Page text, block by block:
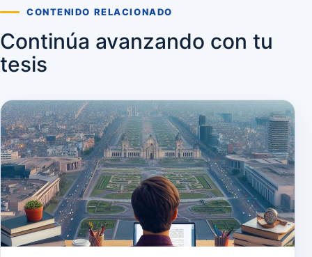
CONTENIDO RELACIONADO
Continúa avanzando con tu
tesis